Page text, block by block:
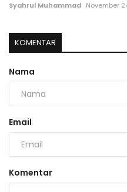
Syahrul Muhammad November
KOMENTAR
Nama
Email
Komentar